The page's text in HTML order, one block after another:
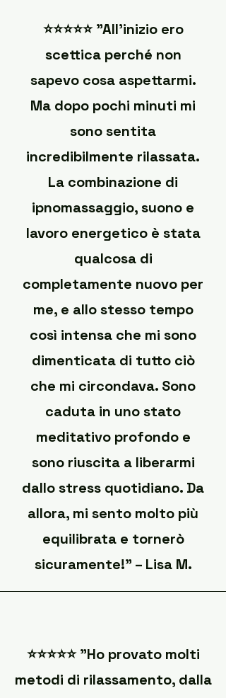
⭐️⭐️⭐️⭐️⭐️ "All'inizio ero
scettica perché non
sapevo cosa aspettarmi.
Ma dopo pochi minuti mi
sono sentita
incredibilmente rilassata.
La combinazione di
ipnomassaggio, suono e
lavoro energetico è stata
qualcosa di
completamente nuovo per
me, e allo stesso tempo
così intensa che mi sono
dimenticata di tutto ciò
che mi circondava. Sono
caduta in uno stato
meditativo profondo e
sono riuscita a liberarmi
dallo stress quotidiano. Da
allora, mi sento molto più
equilibrata e tornerò
sicuramente!" – Lisa M.
⭐️⭐️⭐️⭐️⭐️ "Ho provato molti
metodi di rilassamento, dalla